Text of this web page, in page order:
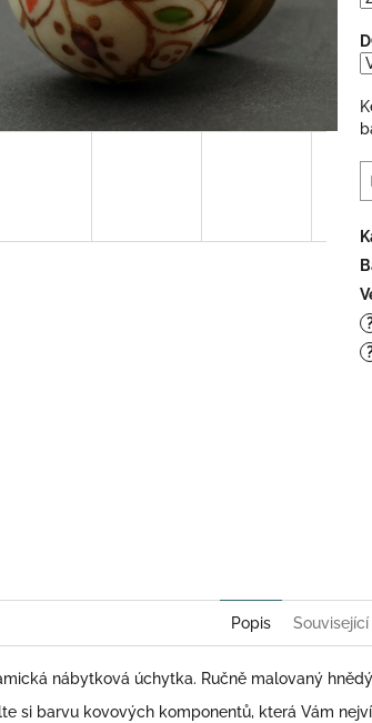
5
Popis Související
nábytková úchytka. Ručně malovaný
si barvu kovových komponentů, která Vám